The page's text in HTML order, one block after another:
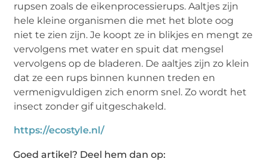
rupsen zoals de eikenprocessierups. Aaltjes zijn
hele kleine organismen die met het blote oog
niet te zien zijn. Je koopt ze in blikjes en mengt ze
vervolgens met water en spuit dat mengsel
vervolgens op de bladeren. De aaltjes zijn zo klein
dat ze een rups binnen kunnen treden en
vermenigvuldigen zich enorm snel. Zo wordt het
insect zonder gif uitgeschakeld.
https://ecostyle.nl/
Goed artikel? Deel hem dan op: